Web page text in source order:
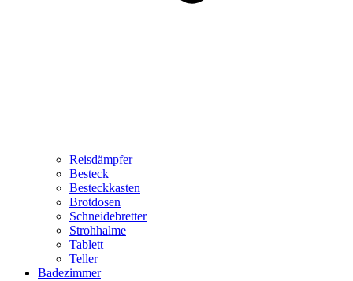
Reisdämpfer
Besteck
Besteckkasten
Brotdosen
Schneidebretter
Strohhalme
Tablett
Teller
Badezimmer